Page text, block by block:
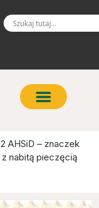
AHSiD – znaczek
nabitą pieczęcią